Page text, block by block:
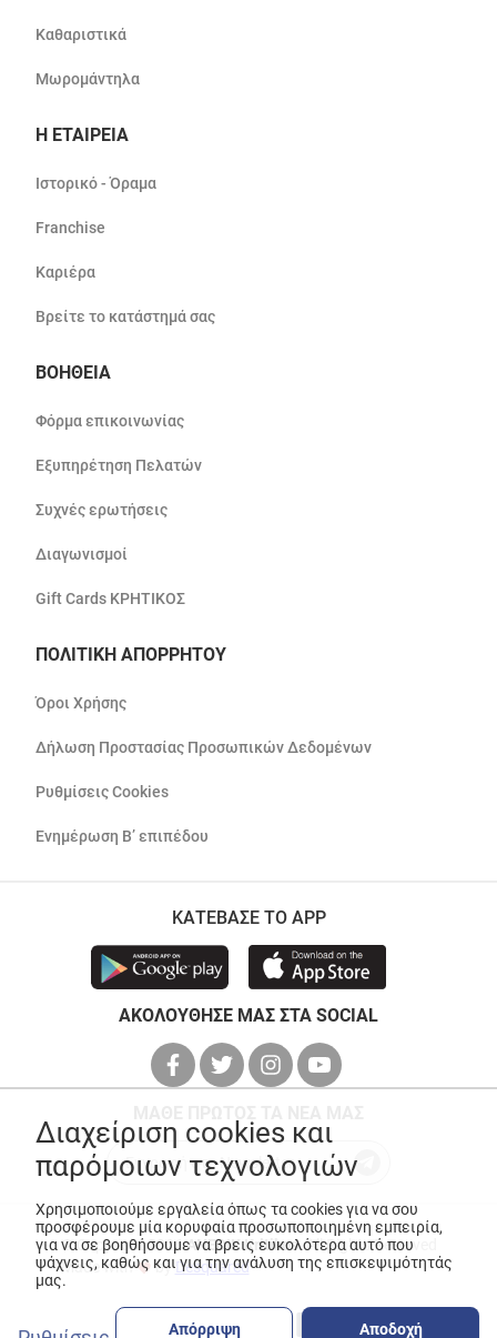
Καθαριστικά
Μωρομάντηλα
Η ΕΤΑΙΡΕΙΑ
Ιστορικό - Όραμα
Franchise
Καριέρα
Βρείτε το κατάστημά σας
ΒΟΗΘΕΙΑ
Φόρμα επικοινωνίας
Εξυπηρέτηση Πελατών
Συχνές ερωτήσεις
Διαγωνισμοί
Gift Cards ΚΡΗΤΙΚΟΣ
ΠΟΛΙΤΙΚΗ ΑΠΟΡΡΗΤΟΥ
Όροι Χρήσης
Δήλωση Προστασίας Προσωπικών Δεδομένων
Ρυθμίσεις Cookies
Ενημέρωση Β’ επιπέδου
ΚΑΤΕΒΑΣΕ ΤΟ APP
ΑΚΟΛΟΥΘΗΣΕ ΜΑΣ ΣΤΑ SOCIAL
© Copyright 2026ANEDIK Kritikos. All Rights Reserved
Made with
byDesquared
Διαχείριση cookies και
παρόμοιων τεχνολογιών
Χρησιμοποιούμε εργαλεία όπως τα cookies για να σου
προσφέρουμε μία κορυφαία προσωποποιημένη εμπειρία,
για να σε βοηθήσουμε να βρεις ευκολότερα αυτό που
ψάχνεις, καθώς και για την ανάλυση της επισκεψιμότητάς
μας.
Απόρριψη Αποδοχή